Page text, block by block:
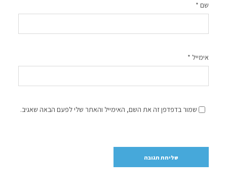
שם *
אימייל *
שמור בדפדפן זה את השם, האימייל והאתר שלי לפעם הבאה שאגיב.